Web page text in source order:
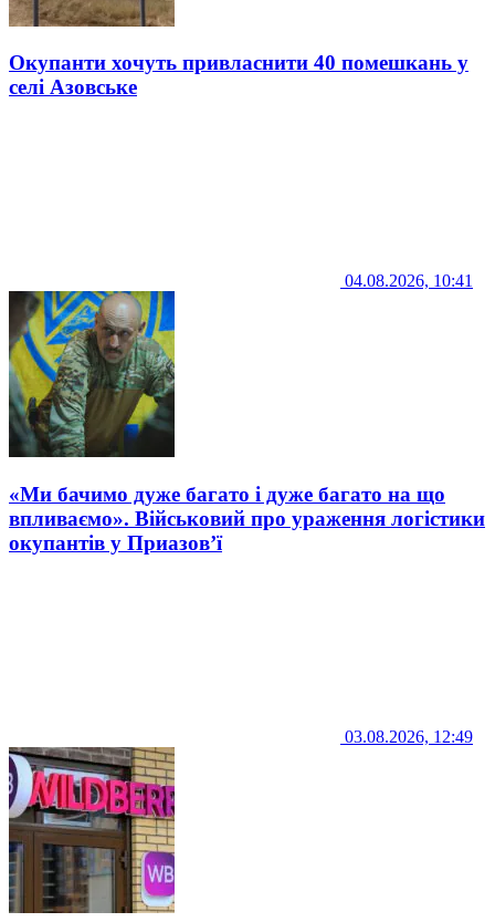
Окупанти хочуть привласнити 40 помешкань у
селі Азовське
04.08.2026, 10:41
«Ми бачимо дуже багато і дуже багато на що
впливаємо». Військовий про ураження логістики
окупантів у Приазов’ї
03.08.2026, 12:49